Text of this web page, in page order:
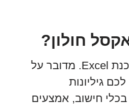
חולון?
כולנו מכירים את תוכנת Excel. מדובר על
גיליונות
חישוב, אמצעים